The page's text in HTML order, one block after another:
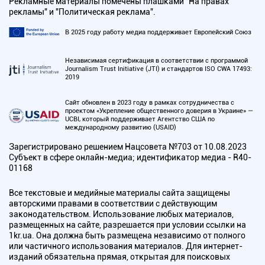
рекламы" и "Политическая реклама".
В 2025 году работу медиа поддерживает Европейский Союз
Независимая сертификация в соответствии с программой
Journalism Trust Initiative (JTI) и стандартов ISO CWA 17493:
2019
Сайт обновлен в 2023 году в рамках сотрудничества с
проектом «Укрепление общественного доверия в Украине» —
UCBI, который поддерживает Агентство США по
международному развитию (USAID)
Зарегистрировано решением Нацсовета №703 от 10.08.2023
Субъект в сфере онлайн-медиа; идентификатор медиа - R40-
01168
Все текстовые и медийные материалы сайта защищены
авторскими правами в соответствии с действующим
законодательством. Использование любых материалов,
размещенных на сайте, разрешается при условии ссылки на
1kr.ua. Она должна быть размещена независимо от полного
или частичного использования материалов. Для интернет-
изданий обязательна прямая, открытая для поисковых